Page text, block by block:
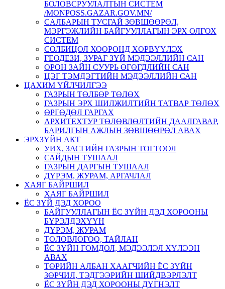
БОЛОВСРУУЛАЛТЫН СИСТЕМ
/MONPOSS.GAZAR.GOV.MN/
CАЛБАРЫН ТУСГАЙ ЗӨВШӨӨРӨЛ,
МЭРГЭЖЛИЙН БАЙГУУЛЛАГЫН ЭРХ ОЛГОХ
СИСТЕМ
СОЛБИЦОЛ ХООРОНД ХӨРВҮҮЛЭХ
ГЕОДЕЗИ, ЗУРАГ ЗҮЙ МЭДЭЭЛЛИЙН САН
ОРОН ЗАЙН СУУРЬ ӨГӨГДЛИЙН САН
ЦЭГ ТЭМДЭГТИЙН МЭДЭЭЛЛИЙН САН
ЦАХИМ ҮЙЛЧИЛГЭЭ
ГАЗРЫН ТӨЛБӨР ТӨЛӨХ
ГАЗРЫН ЭРХ ШИЛЖИЛТИЙН ТАТВАР ТӨЛӨХ
ӨРГӨДӨЛ ГАРГАХ
АРХИТЕХТУР ТӨЛӨВЛӨЛТИЙН ДААЛГАВАР,
БАРИЛГЫН АЖЛЫН ЗӨВШӨӨРӨЛ АВАХ
ЭРХЗҮЙН АКТ
УИХ, ЗАСГИЙН ГАЗРЫН ТОГТООЛ
САЙДЫН ТУШААЛ
ГАЗРЫН ДАРГЫН ТУШААЛ
ДҮРЭМ, ЖУРАМ, АРГАЧЛАЛ
ХАЯГ БАЙРШИЛ
ХАЯГ БАЙРШИЛ
ЁС ЗҮЙ ДЭД ХОРОО
БАЙГУУЛЛАГЫН ЁС ЗҮЙН ДЭД ХОРООНЫ
БҮРЭЛДЭХҮҮН
ДҮРЭМ, ЖУРАМ
ТӨЛӨВЛӨГӨӨ, ТАЙЛАН
ЁС ЗҮЙН ГОМДОЛ, МЭДЭЭЛЭЛ ХҮЛЭЭН
АВАХ
ТӨРИЙН АЛБАН ХААГЧИЙН ЁС ЗҮЙН
ЗӨРЧИЛ, ТЭДГЭЭРИЙН ШИЙДВЭРЛЭЛТ
ЁС ЗҮЙН ДЭД ХОРООНЫ ДҮГНЭЛТ